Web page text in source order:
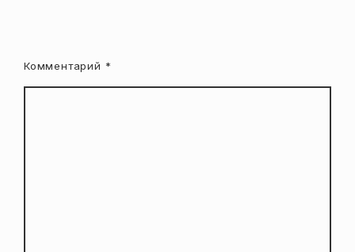
Комментарий *